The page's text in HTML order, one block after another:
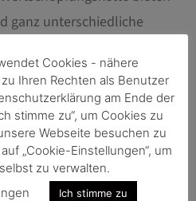
ganz unterschiedliche
Jobs bei der TU Graz:
Cookies - nähere
Ihren Rechten als Benutzer
am Ende der
stimme zu“, um Cookies zu
Webseite besuchen zu
„Cookie-Einstellungen“, um
zu verwalten.
Ich stimme zu